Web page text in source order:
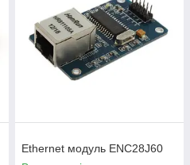
Ethernet модуль ENC28J60